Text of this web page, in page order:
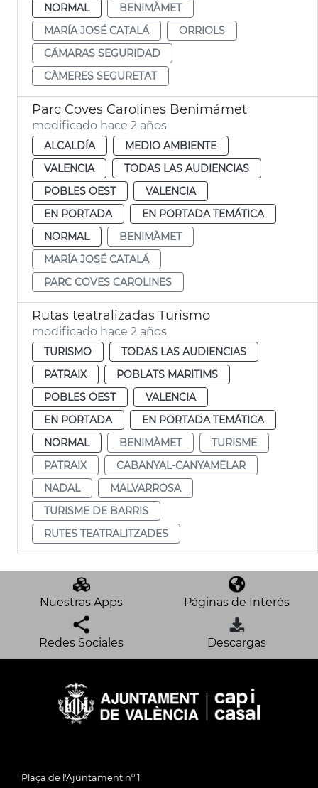
NORMAL
BENIMÀMET
MARÍA JOSÉ CATALÁ
ORRIOLS
CÁMARAS SEGURIDAD
CÀMERES SEGURETAT
Parc Coves Carolines Benimámet
modificado hace 2 años
ALCALDÍA
MEDIO AMBIENTE
VALENCIA
TODAS LAS AUDIENCIAS
POBLES OEST
VALENCIA
EN PORTADA
EN PORTADA TEMÁTICA
NORMAL
BENIMÀMET
MARÍA JOSÉ CATALÁ
PARC COVES CAROLINES
Rutas teatralizadas Turismo
modificado hace 2 años
TURISMO
TODAS LAS AUDIENCIAS
PATRAIX
POBLATS MARITIMS
POBLES OEST
VALENCIA
EN PORTADA
EN PORTADA TEMÁTICA
NORMAL
BENIMÀMET
TURISME
PATRAIX
CABANYAL-CANYAMELAR
NADAL
MALVARROSA
TURISME DE BARRIS
RUTES TEATRALITZADES
Nuestras Apps Páginas de Interés
Redes Sociales Descargas
Plaça de l'Ajuntament nº 1